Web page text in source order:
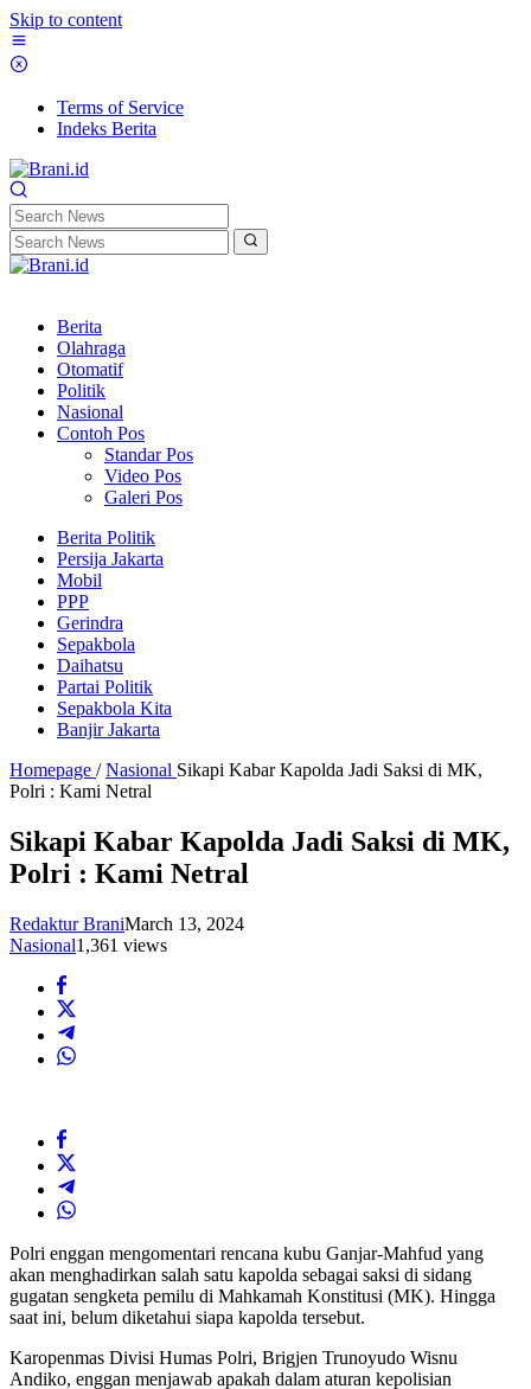
Skip to content
Terms of Service
Indeks Berita
Berita
Olahraga
Otomatif
Politik
Nasional
Contoh Pos
Standar Pos
Video Pos
Galeri Pos
Berita Politik
Persija Jakarta
Mobil
PPP
Gerindra
Sepakbola
Daihatsu
Partai Politik
Sepakbola Kita
Banjir Jakarta
Homepage / Nasional Sikapi Kabar Kapolda Jadi Saksi di MK,
Polri : Kami Netral
Sikapi Kabar Kapolda Jadi Saksi di MK,
Polri : Kami Netral
Redaktur BraniMarch 13, 2024
Nasional1,361 views
Polri enggan mengomentari rencana kubu Ganjar-Mahfud yang
akan menghadirkan salah satu kapolda sebagai saksi di sidang
gugatan sengketa pemilu di Mahkamah Konstitusi (MK). Hingga
saat ini, belum diketahui siapa kapolda tersebut.
Karopenmas Divisi Humas Polri, Brigjen Trunoyudo Wisnu
Andiko, enggan menjawab apakah dalam aturan kepolisian